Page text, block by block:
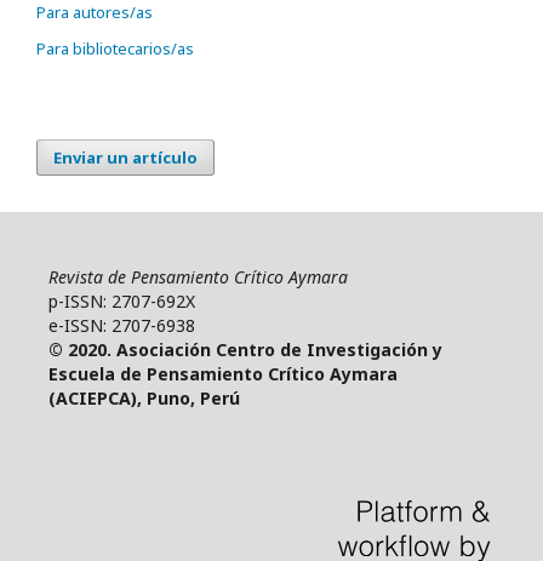
Para autores/as
Para bibliotecarios/as
Enviar un artículo
Revista de Pensamiento Crítico Aymara
p-ISSN: 2707-692X
e-ISSN: 2707-6938
© 2020. Asociación Centro de Investigación y
Escuela de Pensamiento Crítico Aymara
(ACIEPCA), Puno, Perú